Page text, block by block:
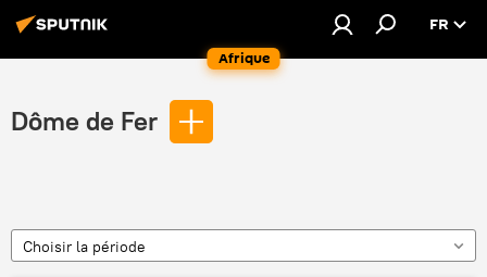
Afrique
FR
Dôme de Fer
Choisir la période